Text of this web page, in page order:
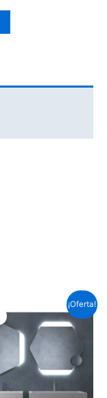
¡Oferta!
Este